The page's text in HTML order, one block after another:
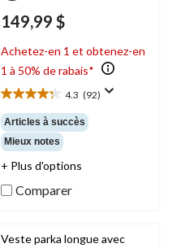
149,99 $
Achetez-en 1 et obtenez-en
1 à 50% de rabais*
4.3 (92)
4.3
étoile(s)
sur
5.
92
Articles à succès
Mieux notes
+ Plus d'options
Comparer
Veste parka longue avec